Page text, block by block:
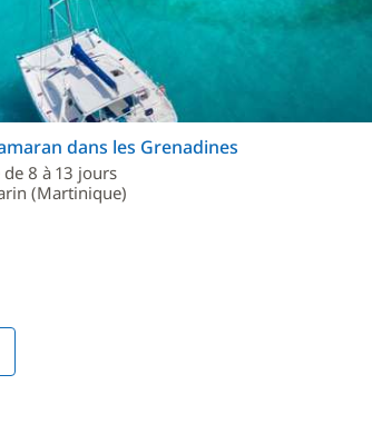
dans les Grenadines
8 à 13 jours
(Martinique)